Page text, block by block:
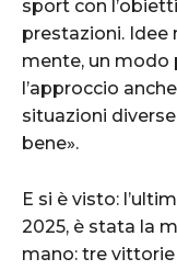
sport con
prestazioni. Idee
mente, un modo
l’approccio
situazioni
bene».
E si è visto:
2025, è stata la
mano: tre